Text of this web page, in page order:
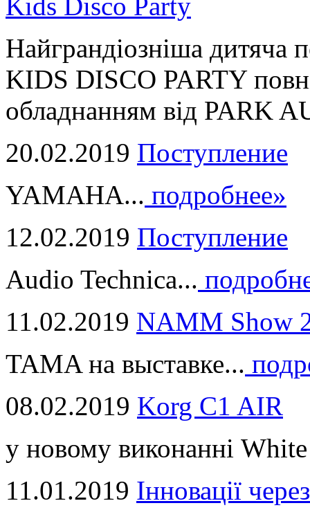
Найграндіозніша дитяча
KIDS DISCO PARTY
обладнанням від PARK
20.02.2019 Поступление
YAMAHA... подробнее»
12.02.2019 Поступление
Audio Technica...
11.02.2019 NAMM Show
TAMA на выставке...
08.02.2019 Korg C1 AIR
у новому виконанні
11.01.2019 Інновації